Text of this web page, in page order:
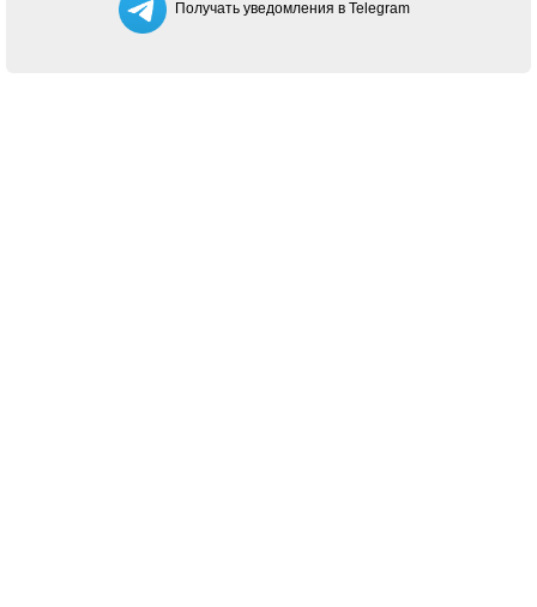
Получать уведомления в Telegram